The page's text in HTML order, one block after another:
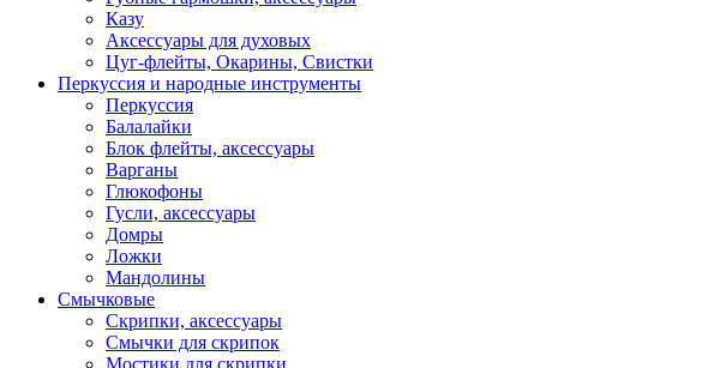
Казу
Аксессуары для духовых
Цуг-флейты, Окарины, Свистки
Перкуссия и народные инструменты
Перкуссия
Балалайки
Блок флейты, аксессуары
Варганы
Глюкофоны
Гусли, аксессуары
Домры
Ложки
Мандолины
Смычковые
Скрипки, аксессуары
Смычки для скрипок
Мостики для скрипки